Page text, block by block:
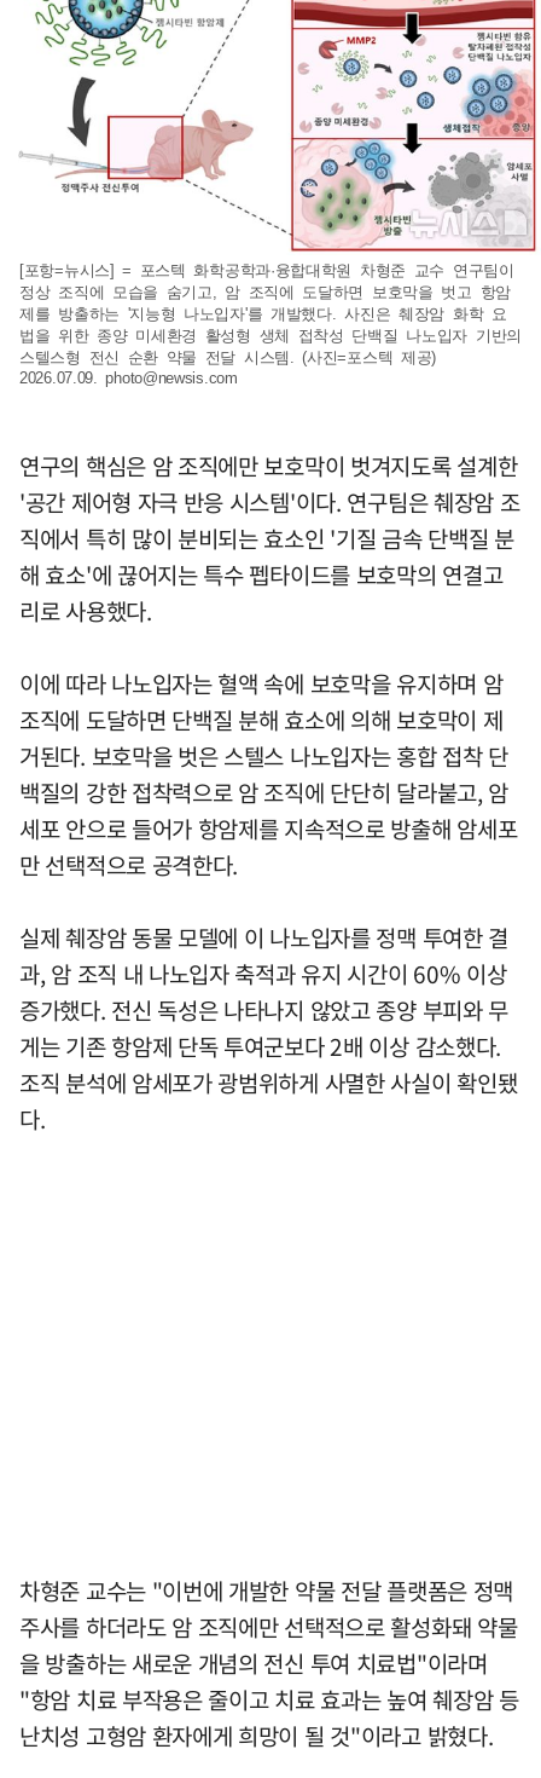
[포항=뉴시스] = 포스텍 화학공학과·융합대학원 차형준 교수 연구팀이
정상 조직에 모습을 숨기고, 암 조직에 도달하면 보호막을 벗고 항암
제를 방출하는 '지능형 나노입자'를 개발했다. 사진은 췌장암 화학 요
법을 위한 종양 미세환경 활성형 생체 접착성 단백질 나노입자 기반의
스텔스형 전신 순환 약물 전달 시스템. (사진=포스텍 제공)
2026.07.09.photo@newsis.com
연구의 핵심은 암 조직에만 보호막이 벗겨지도록 설계한
'공간 제어형 자극 반응 시스템'이다. 연구팀은 췌장암 조
직에서 특히 많이 분비되는 효소인 '기질 금속 단백질 분
해 효소'에 끊어지는 특수 펩타이드를 보호막의 연결고
리로 사용했다.
이에 따라 나노입자는 혈액 속에 보호막을 유지하며 암
조직에 도달하면 단백질 분해 효소에 의해 보호막이 제
거된다. 보호막을 벗은 스텔스 나노입자는 홍합 접착 단
백질의 강한 접착력으로 암 조직에 단단히 달라붙고, 암
세포 안으로 들어가 항암제를 지속적으로 방출해 암세포
만 선택적으로 공격한다.
실제 췌장암 동물 모델에 이 나노입자를 정맥 투여한 결
과, 암 조직 내 나노입자 축적과 유지 시간이 60% 이상
증가했다. 전신 독성은 나타나지 않았고 종양 부피와 무
게는 기존 항암제 단독 투여군보다 2배 이상 감소했다.
조직 분석에 암세포가 광범위하게 사멸한 사실이 확인됐
다.
차형준 교수는 "이번에 개발한 약물 전달 플랫폼은 정맥
주사를 하더라도 암 조직에만 선택적으로 활성화돼 약물
을 방출하는 새로운 개념의 전신 투여 치료법"이라며
"항암 치료 부작용은 줄이고 치료 효과는 높여 췌장암 등
난치성 고형암 환자에게 희망이 될 것"이라고 밝혔다.